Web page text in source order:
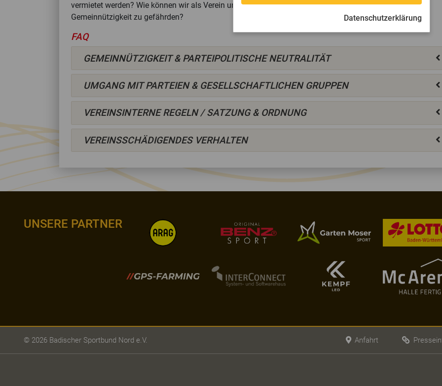
Datenschutzerklärung
vermietet werden? Wie können wir als Verein unsere Werte nach außen vertreten, ohne die eigene
Gemeinnützigkeit zu gefährden?
FAQ
GEMEINNÜTZIGKEIT & PARTEIPOLITISCHE NEUTRALITÄT
UMGANG MIT PARTEIEN & GESELLSCHAFTLICHEN GRUPPEN
VEREINSINTERNE REGELN / SATZUNG & ORDNUNG
VEREINSSCHÄDIGENDES VERHALTEN
UNSERE PARTNER
© 2026 Badischer Sportbund Nord e.V. Anfahrt